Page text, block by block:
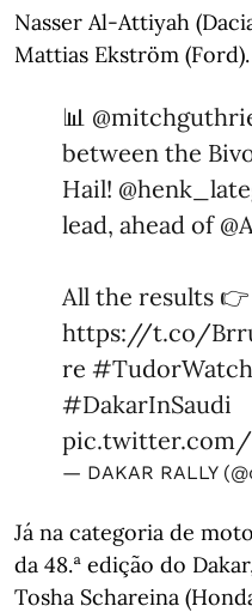
Nasser Al-Attiyah
Mattias Ekström (Ford).
📊
between the
Hail!
lead, ahead of
All the results 👉
https://t.co/
re #TudorWatch
#DakarInSaudi
pic.twitter.com/
— DAKAR RALLY
Já na categoria de
da 48.ª edição do
Tosha Schareina